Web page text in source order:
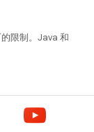
限制。Java 和